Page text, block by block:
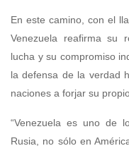
En este camino, con el
Venezuela reafirma su
lucha y su compromiso
la defensa de la verdad
naciones a forjar su
“Venezuela es uno de
Rusia, no sólo en